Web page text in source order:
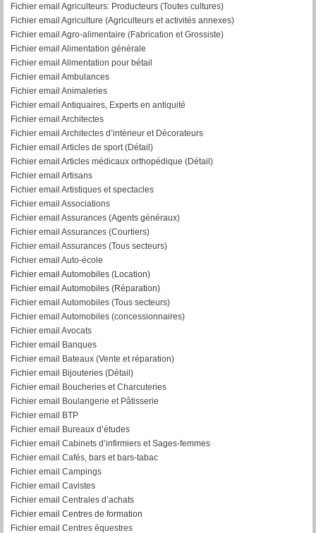
Fichier email Agriculteurs: Producteurs (Toutes cultures)
Fichier email Agriculture (Agriculteurs et activités annexes)
Fichier email Agro-alimentaire (Fabrication et Grossiste)
Fichier email Alimentation générale
Fichier email Alimentation pour bétail
Fichier email Ambulances
Fichier email Animaleries
Fichier email Antiquaires, Experts en antiquité
Fichier email Architectes
Fichier email Architectes d’intérieur et Décorateurs
Fichier email Articles de sport (Détail)
Fichier email Articles médicaux orthopédique (Détail)
Fichier email Artisans
Fichier email Artistiques et spectacles
Fichier email Associations
Fichier email Assurances (Agents généraux)
Fichier email Assurances (Courtiers)
Fichier email Assurances (Tous secteurs)
Fichier email Auto-école
Fichier email Automobiles (Location)
Fichier email Automobiles (Réparation)
Fichier email Automobiles (Tous secteurs)
Fichier email Automobiles (concessionnaires)
Fichier email Avocats
Fichier email Banques
Fichier email Bateaux (Vente et réparation)
Fichier email Bijouteries (Détail)
Fichier email Boucheries et Charcuteries
Fichier email Boulangerie et Pâtisserie
Fichier email BTP
Fichier email Bureaux d’études
Fichier email Cabinets d’infirmiers et Sages-femmes
Fichier email Cafés, bars et bars-tabac
Fichier email Campings
Fichier email Cavistes
Fichier email Centrales d’achats
Fichier email Centres de formation
Fichier email Centres équestres